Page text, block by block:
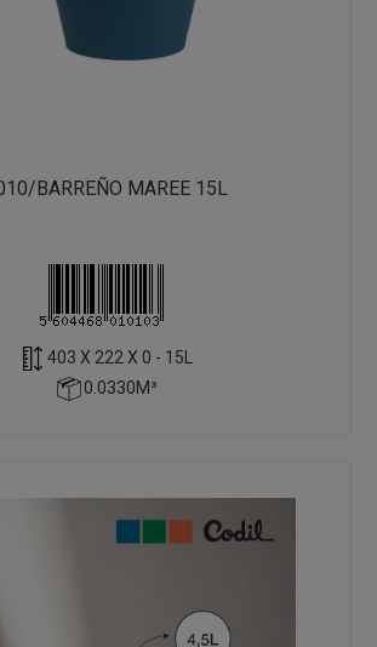
BARREÑO MAREE 15L
403 X 222 X 0 - 15L
0.0330M³